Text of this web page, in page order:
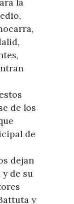
la
de los
de
de su
y